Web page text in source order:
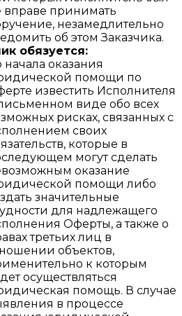
вправе принимать
незамедлительно
об этом Заказчика.
обязуется:
начала оказания
помощи по
известить Исполнителя
виде обо всех
рисках, связанных с
своих
которые в
могут сделать
оказание
помощи либо
значительные
для надлежащего
Оферты, а также о
третьих лиц в
объектов,
к которым
осуществляться
помощь. В случае
в процессе